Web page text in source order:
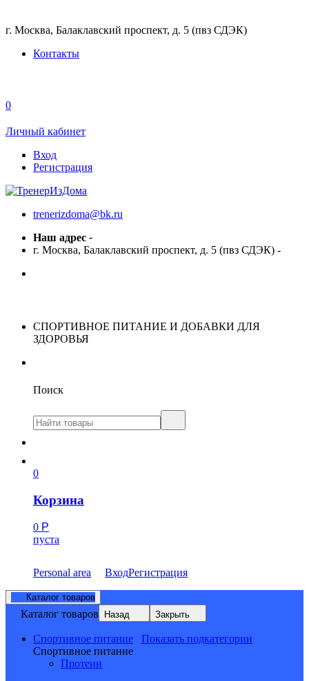
г. Москва, Балаклавский проспект, д. 5 (пвз СДЭК)
Контакты
0
Личный кабинет
Вход
Регистрация
trenerizdoma@bk.ru
Наш адрес -
г. Москва, Балаклавский проспект, д. 5 (пвз СДЭК) -
СПОРТИВНОЕ ПИТАНИЕ И ДОБАВКИ ДЛЯ
ЗДОРОВЬЯ
Поиск
0
Корзина
0 Р
пуста
Personal area ВходРегистрация
Каталог товаров
Каталог товаров Назад Закрыть
Спортивное питание
Показать подкатегории
Спортивное питание
Протеин